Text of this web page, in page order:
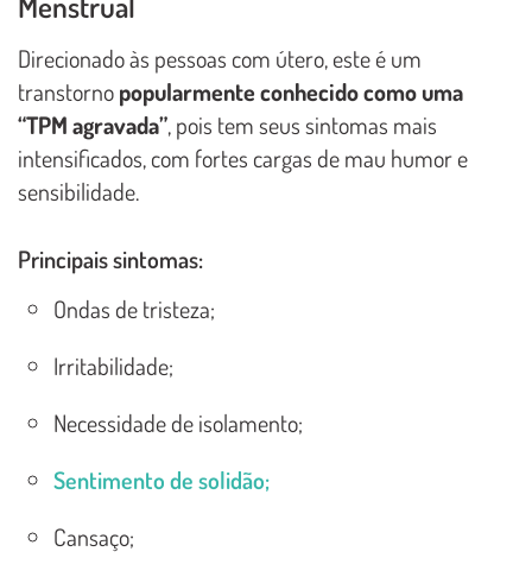
Direcionado às pessoas com útero, este é um
transtornopopularmente conhecido como uma
“TPM agravada”, pois tem seus sintomas mais
intensificados, com fortes cargas de mau humor e
sensibilidade.
Principais sintomas:
Ondas de tristeza;
Irritabilidade;
Necessidade de isolamento;
Sentimento de solidão;
Cansaço;